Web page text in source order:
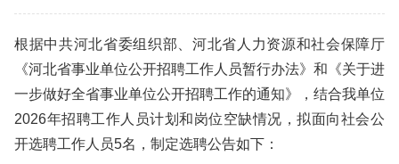
根据中共河北省委组织部、河北省人力资源和社会保障厅
《河北省事业单位公开招聘工作人员暂行办法》和《关于进
一步做好全省事业单位公开招聘工作的通知》，结合我单位
2026年招聘工作人员计划和岗位空缺情况，拟面向社会公
开选聘工作人员5名，制定选聘公告如下：